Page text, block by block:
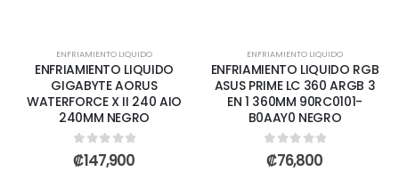
ENFRIAMIENTO LIQUIDO
ENFRIAMIENTO LIQUIDO
GIGABYTE AORUS
WATERFORCE X II 240 AIO
240MM NEGRO
0out of 5
₡147,900
ENFRIAMIENTO LIQUIDO
ENFRIAMIENTO LIQUIDO RGB
ASUS PRIME LC 360 ARGB 3
EN 1 360MM 90RC0101-
B0AAY0 NEGRO
0out of 5
₡76,800